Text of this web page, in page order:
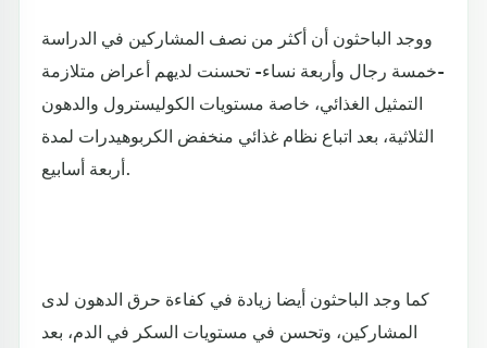
ووجد الباحثون أن أكثر من نصف المشاركين في الدراسة
-خمسة رجال وأربعة نساء- تحسنت لديهم أعراض متلازمة
التمثيل الغذائي، خاصة مستويات الكوليسترول والدهون
الثلاثية، بعد اتباع نظام غذائي منخفض الكربوهيدرات لمدة
أربعة أسابيع.
كما وجد الباحثون أيضا زيادة في كفاءة حرق الدهون لدى
المشاركين، وتحسن في مستويات السكر في الدم، بعد